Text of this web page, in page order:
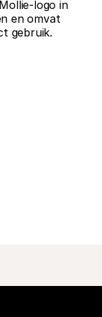
logo in
en omvat
gebruik.